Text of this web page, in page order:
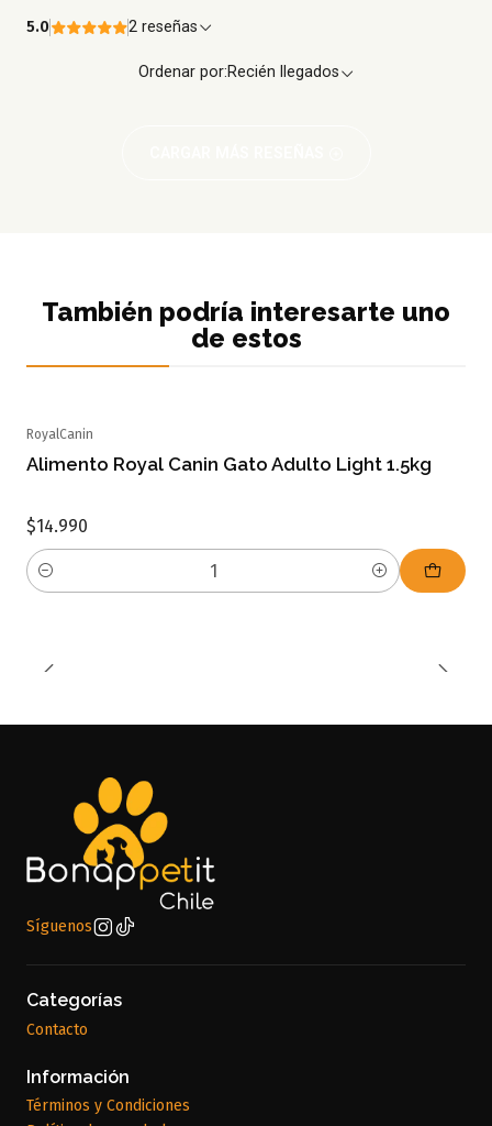
5.0 2 reseñas
Ordenar por:Recién llegados
También podría interesarte uno
de estos
RoyalCanin
Alimento Royal Canin Gato Adulto Light 1.5kg
$14.990
Cantidad
Síguenos
Categorías
Contacto
Información
Términos y Condiciones